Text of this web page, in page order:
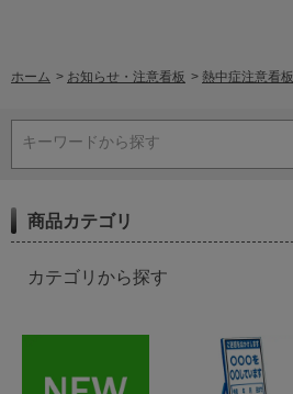
ホーム > お知らせ・注意看板 > 熱中症注意看板
キーワードから探す
商品カテゴリ
カテゴリから探す